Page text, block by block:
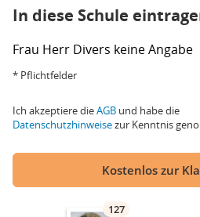
In diese Schule
Frau Herr Divers keine Angabe
* Pflichtfelder
Ich akzeptiere dieAGB und habe die
Datenschutzhinweisezur Kenntnis
Kostenlos zur
127